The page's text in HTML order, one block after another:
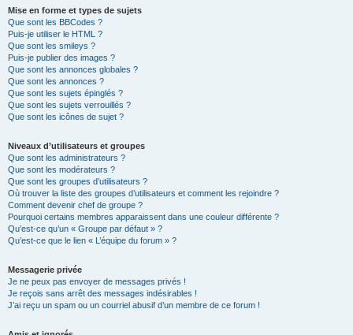
Mise en forme et types de sujets
Que sont les BBCodes ?
Puis-je utiliser le HTML ?
Que sont les smileys ?
Puis-je publier des images ?
Que sont les annonces globales ?
Que sont les annonces ?
Que sont les sujets épinglés ?
Que sont les sujets verrouillés ?
Que sont les icônes de sujet ?
Niveaux d’utilisateurs et groupes
Que sont les administrateurs ?
Que sont les modérateurs ?
Que sont les groupes d’utilisateurs ?
Où trouver la liste des groupes d’utilisateurs et comment les rejoindre ?
Comment devenir chef de groupe ?
Pourquoi certains membres apparaissent dans une couleur différente ?
Qu’est-ce qu’un « Groupe par défaut » ?
Qu’est-ce que le lien « L’équipe du forum » ?
Messagerie privée
Je ne peux pas envoyer de messages privés !
Je reçois sans arrêt des messages indésirables !
J’ai reçu un spam ou un courriel abusif d’un membre de ce forum !